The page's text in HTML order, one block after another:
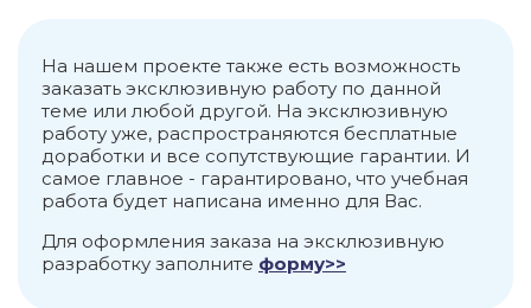
На нашем проекте также есть возможность
заказать эксклюзивную работу по данной
теме или любой другой. На эксклюзивную
работу уже, распространяются бесплатные
доработки и все сопутствующие гарантии. И
самое главное - гарантировано, что учебная
работа будет написана именно для Вас.
Для оформления заказа на эксклюзивную
разработку заполните форму>>